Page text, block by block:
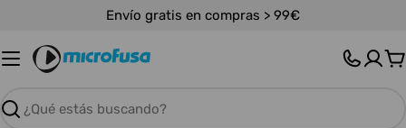
contenido
Envío gratis en compras > 99€
Buscar